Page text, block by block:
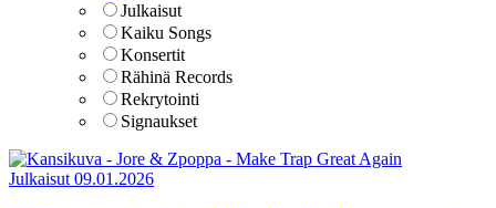
Julkaisut
Kaiku Songs
Konsertit
Rähinä Records
Rekrytointi
Signaukset
Julkaisut 09.01.2026